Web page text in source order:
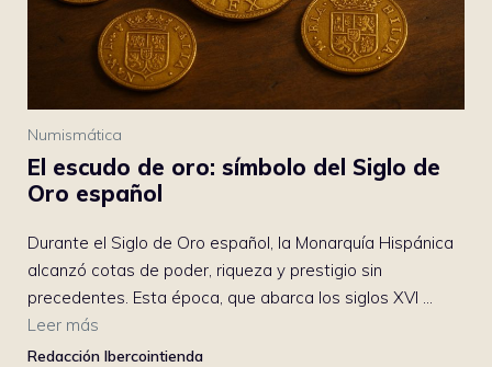
Numismática
El escudo de oro: símbolo del Siglo de
Oro español
Durante el Siglo de Oro español, la Monarquía Hispánica
alcanzó cotas de poder, riqueza y prestigio sin
precedentes. Esta época, que abarca los siglos XVI ...
Leer más
Redacción Ibercointienda